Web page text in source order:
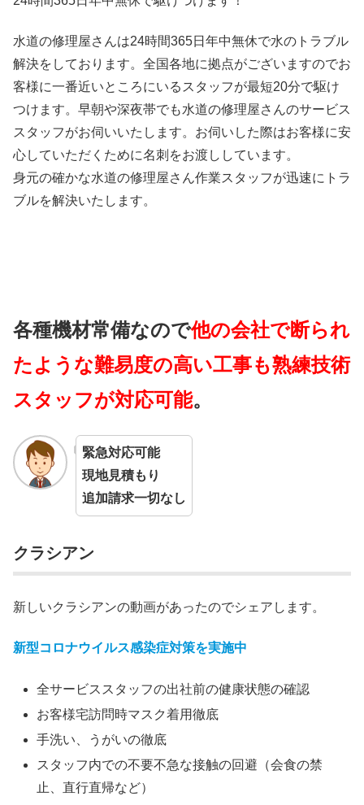
水道の修理屋さんは24時間365日年中無休で水のトラブル
解決をしております。全国各地に拠点がございますのでお
客様に一番近いところにいるスタッフが最短20分で駆け
つけます。早朝や深夜帯でも水道の修理屋さんのサービス
スタッフがお伺いいたします。お伺いした際はお客様に安
心していただくために名刺をお渡ししています。
身元の確かな水道の修理屋さん作業スタッフが迅速にトラ
ブルを解決いたします。
各種機材常備なので他の会社で断られ
たような難易度の高い工事も熟練技術
スタッフが対応可能。
緊急対応可能
現地見積もり
追加請求一切なし
クラシアン
新しいクラシアンの動画があったのでシェアします。
新型コロナウイルス感染症対策を実施中
全サービススタッフの出社前の健康状態の確認
お客様宅訪問時マスク着用徹底
手洗い、うがいの徹底
スタッフ内での不要不急な接触の回避（会食の禁
止、直行直帰など）